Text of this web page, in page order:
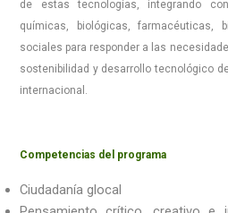
de estas tecnologías, integrando
químicas, biológicas, farmacéuticas,
sociales para responder a las
sostenibilidad y desarrollo tecnológico
internacional.
Competencias del programa
Ciudadanía glocal